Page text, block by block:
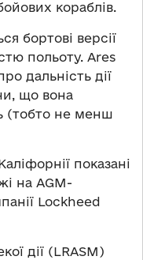
кораблів.
бортові версії
польоту. Ares
дальність дії
що вона
(тобто не менш
показані
на AGM-
Lockheed
дії (LRASM)